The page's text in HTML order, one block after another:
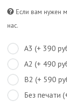
Если вам нужен
нас.
A3 (+ 390
А2 (+ 490
В2 (+ 590
Без печати